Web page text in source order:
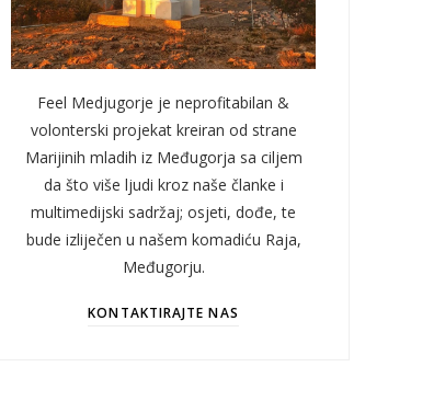
Feel Medjugorje je neprofitabilan &
volonterski projekat kreiran od strane
Marijinih mladih iz Međugorja sa ciljem
da što više ljudi kroz naše članke i
multimedijski sadržaj; osjeti, dođe, te
bude izliječen u našem komadiću Raja,
Međugorju.
KONTAKTIRAJTE NAS